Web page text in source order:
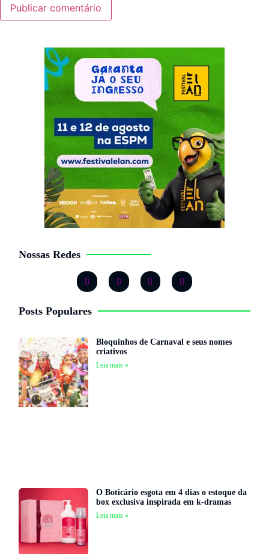
Nossas Redes
Posts Populares
Bloquinhos de Carnaval e seus nomes
criativos
Leia mais »
O Boticário esgota em 4 dias o estoque da
box exclusiva inspirada em k-dramas
Leia mais »